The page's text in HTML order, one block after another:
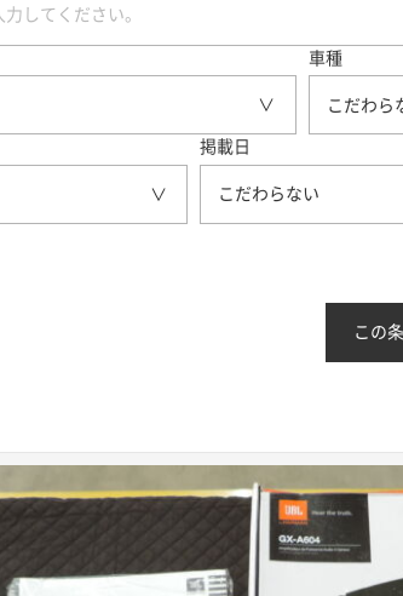
車種
こだわら
掲載日
こだわらない
この